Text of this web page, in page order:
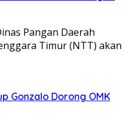
Pangan Daerah
Timur (NTT) akan
Gonzalo Dorong OMK